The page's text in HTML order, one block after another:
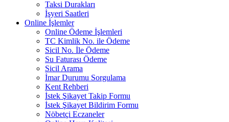
Taksi Durakları
İşyeri Saatleri
Online İşlemler
Online Ödeme İşlemleri
TC Kimlik No. ile Ödeme
Sicil No. İle Ödeme
Su Faturası Ödeme
Sicil Arama
İmar Durumu Sorgulama
Kent Rehberi
İstek Şikayet Takip Formu
İstek Şikayet Bildirim Formu
Nöbetçi Eczaneler